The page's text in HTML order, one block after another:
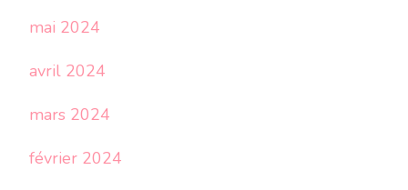
mai 2024
avril 2024
mars 2024
février 2024